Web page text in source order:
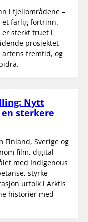
i fjellområdene –
et farlig fortrinn.
er sterkt truet i
prosjektet
artens fremtid, og
Nytt
sterkere
Finland, Sverige og
film, digital
med Indigenous
styrke
urfolk i Arktis
historier med